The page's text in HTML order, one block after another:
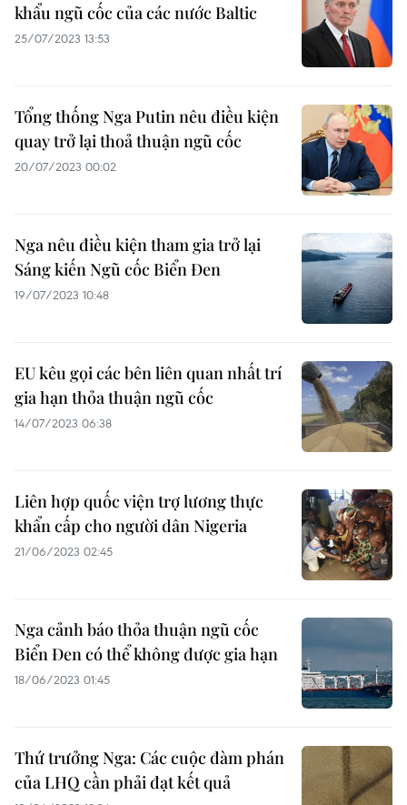
khẩu ngũ cốc của các nước Baltic
25/07/2023 13:53
Tổng thống Nga Putin nêu điều kiện
quay trở lại thoả thuận ngũ cốc
20/07/2023 00:02
Nga nêu điều kiện tham gia trở lại
Sáng kiến Ngũ cốc Biển Đen
19/07/2023 10:48
EU kêu gọi các bên liên quan nhất trí
gia hạn thỏa thuận ngũ cốc
14/07/2023 06:38
Liên hợp quốc viện trợ lương thực
khẩn cấp cho người dân Nigeria
21/06/2023 02:45
Nga cảnh báo thỏa thuận ngũ cốc
Biển Đen có thể không được gia hạn
18/06/2023 01:45
Thứ trưởng Nga: Các cuộc đàm phán
của LHQ cần phải đạt kết quả